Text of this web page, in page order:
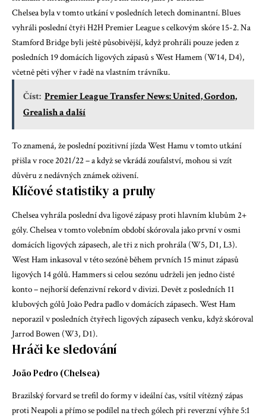
Chelsea byla v tomto utkání v posledních letech dominantní. Blues
vyhráli poslední čtyři H2H Premier League s celkovým skóre 15-2. Na
Stamford Bridge byli ještě působivější, když prohráli pouze jeden z
posledních 19 domácích ligových zápasů s West Hamem (W14, D4),
včetně pěti výher v řadě na vlastním trávníku.
Číst: Premier League Transfer News: United, Gordon,
Grealish a další
To znamená, že poslední pozitivní jízda West Hamu v tomto utkání
přišla v roce 2021/22 – a když se vkrádá zoufalství, mohou si vzít
důvěru z nedávných známek oživení.
Klíčové statistiky a pruhy
Chelsea vyhrála poslední dva ligové zápasy proti hlavním klubům 2+
góly. Chelsea v tomto volebním období skórovala jako první v osmi
domácích ligových zápasech, ale tři z nich prohrála (W5, D1, L3).
West Ham inkasoval v této sezóně během prvních 15 minut zápasů
ligových 14 gólů. Hammers si celou sezónu udrželi jen jedno čisté
konto – nejhorší defenzivní rekord v divizi. Devět z posledních 11
klubových gólů João Pedra padlo v domácích zápasech. West Ham
neporazil v posledních čtyřech ligových zápasech venku, když skóroval
Jarrod Bowen (W3, D1).
Hráči ke sledování
João Pedro(Chelsea)
Brazilský forvard se trefil do formy v ideální čas, vsítil vítězný zápas
proti Neapoli a přímo se podílel na třech gólech při reverzní výhře 5:1